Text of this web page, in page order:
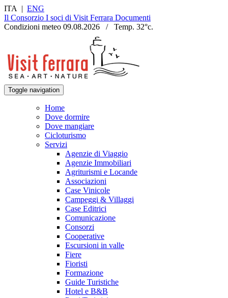
ITA | ENG
Il Consorzio I soci di Visit Ferrara Documenti
Condizioni meteo 09.08.2026 / Temp. 32°c.
Toggle navigation
Home
Dove dormire
Dove mangiare
Cicloturismo
Servizi
Agenzie di Viaggio
Agenzie Immobiliari
Agriturismi e Locande
Associazioni
Case Vinicole
Campeggi & Villaggi
Case Editrici
Comunicazione
Consorzi
Cooperative
Escursioni in valle
Fiere
Fioristi
Formazione
Guide Turistiche
Hotel e B&B